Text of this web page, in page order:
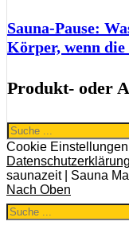
Sauna-Pause:
Körper, wenn
Produkt- oder
Search
for:
Cookie Einstellungen
Datenschutzerklärung
saunazeit | Sauna
Nach Oben
Search
for: